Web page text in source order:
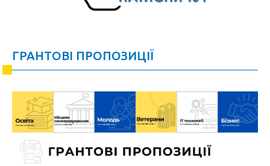
ГРАНТОВІ ПРОПОЗИЦІЇ